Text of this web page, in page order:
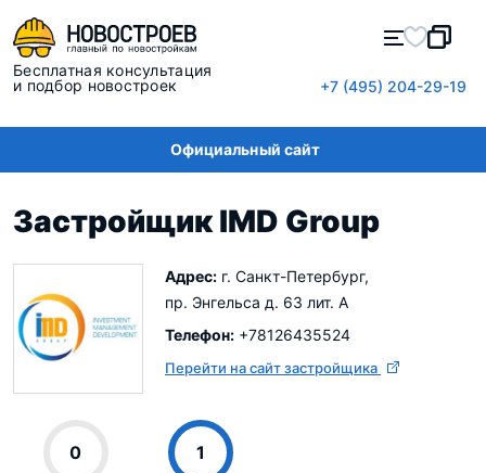
Бесплатная консультация
и подбор новостроек
+7 (495) 204-29-19
Официальный сайт
Застройщик IMD Group
Адрес: г. Санкт-Петербург,
пр. Энгельса д. 63 лит. А
Телефон: +78126435524
Перейти на сайт застройщика
0 1